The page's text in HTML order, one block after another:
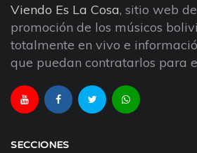
Viendo Es La Cosa, sitio web
promoción de los músicos
totalmente en vivo e
que puedan contratarlos para
SECCIONES